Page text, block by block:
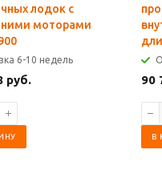
лодок с
моторами
6-10 недель
руб. 90
В